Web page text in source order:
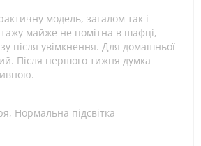
модель, загалом так і
майже не помітна в шафці,
після увімкнення. Для домашньої
Після першого тижня думка
Нормальна підсвітка